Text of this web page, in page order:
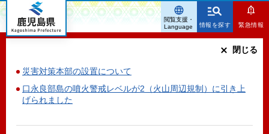
鹿児島県
情報を探す 緊急情報
災害対策本部の設置について
口永良部島の噴火警戒レベルが2（火山周辺規制）に引き上
げられました
閉じる
閲覧支援・
Language